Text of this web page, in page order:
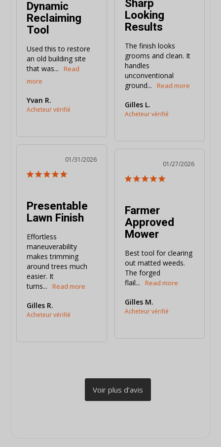
Looking
Results
The finish looks
grooms and clean. It
handles
unconventional
ground...
Gilles L.
Dynamic
Reclaiming
Tool
Used this to restore
an old building site
that was...
Yvan R.
01/31/2026
Presentable
Lawn Finish
Effortless
maneuverability
makes trimming
around trees much
easier. It
turns...
Gilles R.
01/27/2026
Farmer
Approved
Mower
Best tool for clearing
out matted weeds.
The forged
flail...
Gilles M.